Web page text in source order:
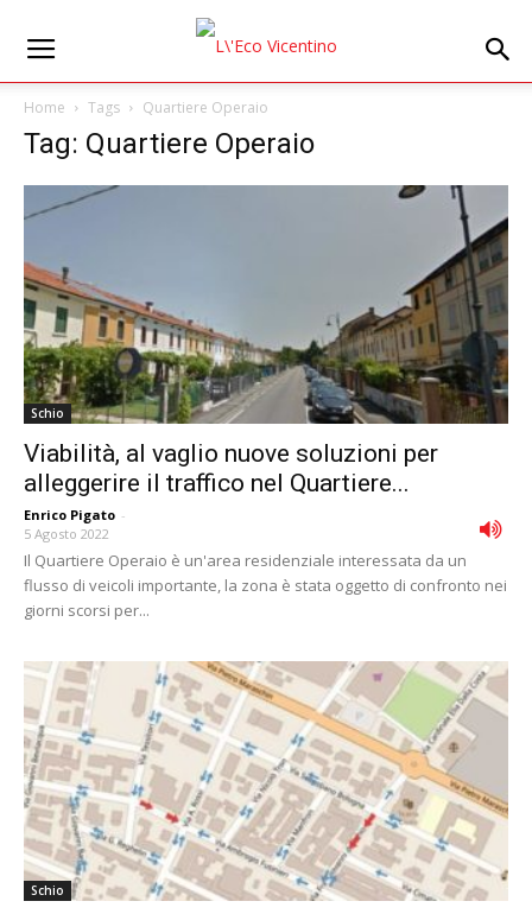
Home Tags Quartiere Operaio
Tag: Quartiere Operaio
Schio
Viabilità, al vaglio nuove soluzioni per
alleggerire il traffico nel Quartiere...
Enrico Pigato -
5 Agosto 2022
Il Quartiere Operaio è un'area residenziale interessata da un
flusso di veicoli importante, la zona è stata oggetto di confronto nei
giorni scorsi per...
Schio